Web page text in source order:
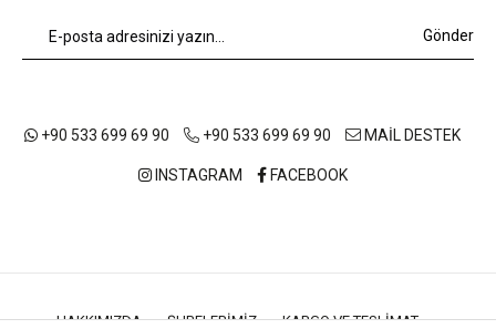
Gönder
+90 533 699 69 90 +90 533 699 69 90 MAİL DESTEK
INSTAGRAM FACEBOOK
HAKKIMIZDA ŞUBELERIMIZ
KARGO VE TESLIMAT